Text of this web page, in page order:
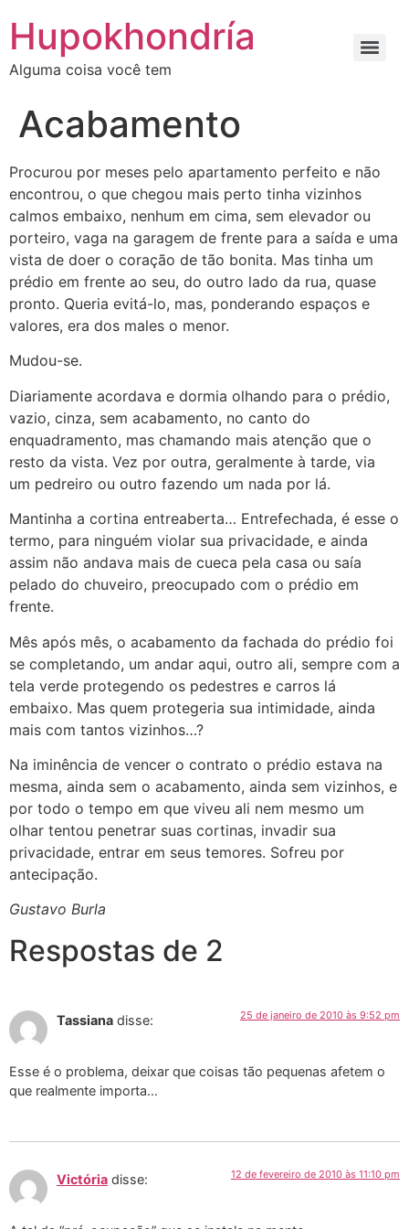
para
conteúdo
Hupokhondría
Alguma coisa você tem
Acabamento
Procurou por meses pelo apartamento perfeito e não
encontrou, o que chegou mais perto tinha vizinhos
calmos embaixo, nenhum em cima, sem elevador ou
porteiro, vaga na garagem de frente para a saída e uma
vista de doer o coração de tão bonita. Mas tinha um
prédio em frente ao seu, do outro lado da rua, quase
pronto. Queria evitá-lo, mas, ponderando espaços e
valores, era dos males o menor.
Mudou-se.
Diariamente acordava e dormia olhando para o prédio,
vazio, cinza, sem acabamento, no canto do
enquadramento, mas chamando mais atenção que o
resto da vista. Vez por outra, geralmente à tarde, via
um pedreiro ou outro fazendo um nada por lá.
Mantinha a cortina entreaberta… Entrefechada, é esse o
termo, para ninguém violar sua privacidade, e ainda
assim não andava mais de cueca pela casa ou saía
pelado do chuveiro, preocupado com o prédio em
frente.
Mês após mês, o acabamento da fachada do prédio foi
se completando, um andar aqui, outro ali, sempre com a
tela verde protegendo os pedestres e carros lá
embaixo. Mas quem protegeria sua intimidade, ainda
mais com tantos vizinhos…?
Na iminência de vencer o contrato o prédio estava na
mesma, ainda sem o acabamento, ainda sem vizinhos, e
por todo o tempo em que viveu ali nem mesmo um
olhar tentou penetrar suas cortinas, invadir sua
privacidade, entrar em seus temores. Sofreu por
antecipação.
Gustavo Burla
Respostas de 2
Tassiana disse: 25 de janeiro de 2010 às 9:52 pm
Esse é o problema, deixar que coisas tão pequenas afetem o
que realmente importa…
Victória disse: 12 de fevereiro de 2010 às 11:10 pm